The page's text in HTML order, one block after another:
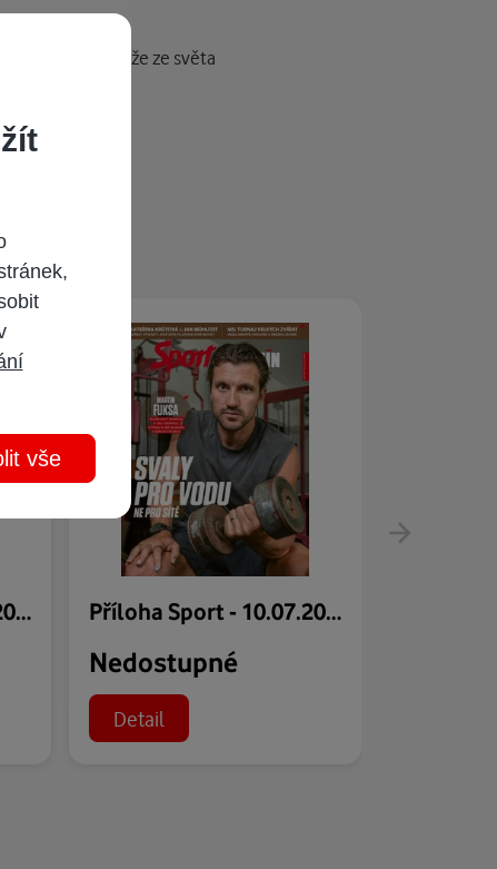
a reportáže ze světa
Příloha Sport - 17.07.2026 Příloha Sport - 10.07.2026
Nedostupné
Detail
vše